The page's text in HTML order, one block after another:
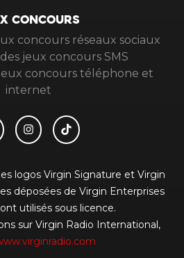
CONCOURS
concours réseaux sociaux
jeux concours SMS
concours téléphone et
internet
logos Virgin Signature et Virgin
déposées de Virgin Enterprises
utilisés sous licence.
sur Virgin Radio International,